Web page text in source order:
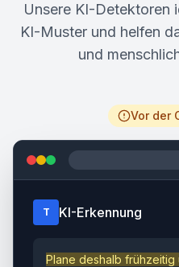
Unsere KI-Detektoren
KI-Muster und helfen
und
Vor der
T KI-Erkennung
Plane deshalb